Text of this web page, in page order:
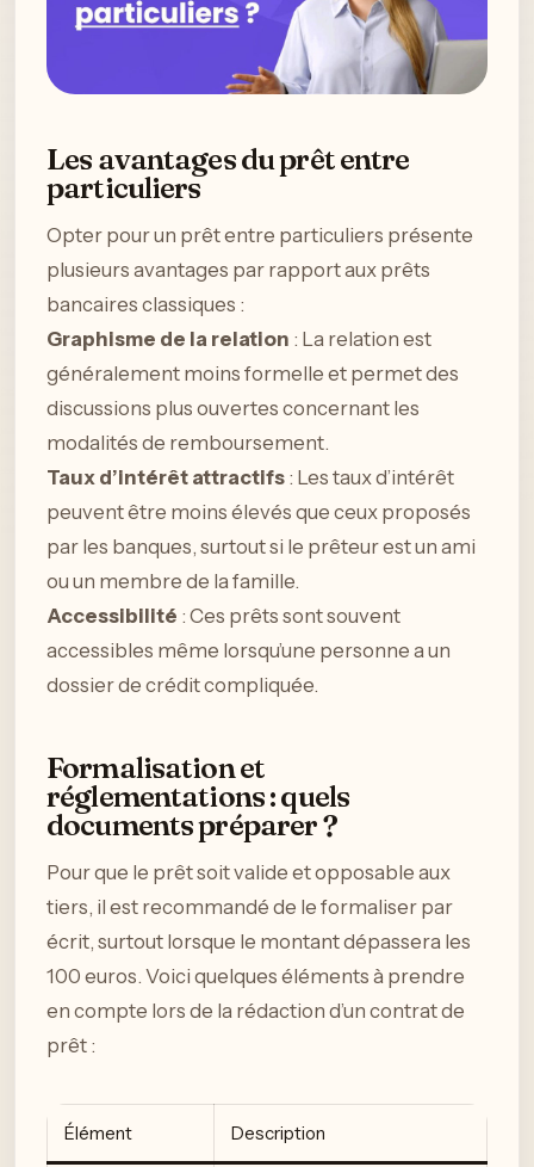
Les avantages du prêt entre
particuliers
Opter pour un prêt entre particuliers présente
plusieurs avantages par rapport aux prêts
bancaires classiques :
Graphisme de la relation : La relation est
généralement moins formelle et permet des
discussions plus ouvertes concernant les
modalités de remboursement.
Taux d’intérêt attractifs : Les taux d’intérêt
peuvent être moins élevés que ceux proposés
par les banques, surtout si le prêteur est un ami
ou un membre de la famille.
Accessibilité : Ces prêts sont souvent
accessibles même lorsqu’une personne a un
dossier de crédit compliquée.
Formalisation et
réglementations : quels
documents préparer ?
Pour que le prêt soit valide et opposable aux
tiers, il est recommandé de le formaliser par
écrit, surtout lorsque le montant dépassera les
100 euros. Voici quelques éléments à prendre
en compte lors de la rédaction d’un contrat de
prêt :
Élément Description